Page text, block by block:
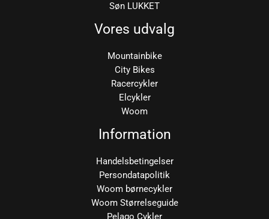
Søn LUKKET
Vores udvalg
Mountainbike
City Bikes
Racercykler
Elcykler
Woom
Information
Handelsbetingelser
Persondatapolitik
Woom børnecykler
Woom Størrelseguide
Pelago Cykler